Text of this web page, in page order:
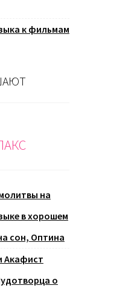
к фильмам
на
в хорошем
сон, Оптина
Акафист
о